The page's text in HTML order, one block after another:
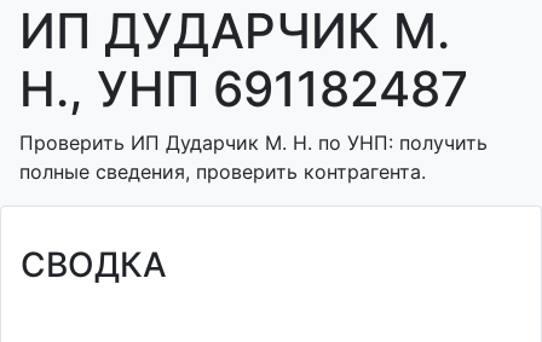
ИП ДУДАРЧИК М.
Н., УНП 691182487
Проверить ИП Дударчик М. Н. по УНП: получить
полные сведения, проверить контрагента.
СВОДКА